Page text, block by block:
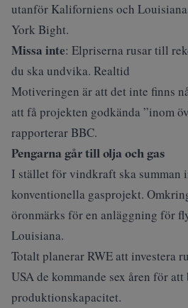
utanför Kaliforniens och
York Bight.
Missa inte: Elpriserna rusar till
du ska undvika. Realtid
Motiveringen är att det inte finns
att få projekten godkända ”inom
rapporterarBBC.
Pengarna går till olja och gas
I stället för vindkraft ska summan
konventionella gasprojekt.
öronmärks för en anläggning för
Louisiana.
Totalt planerar RWE att investera
USA de kommande sex åren för att
produktionskapacitet.